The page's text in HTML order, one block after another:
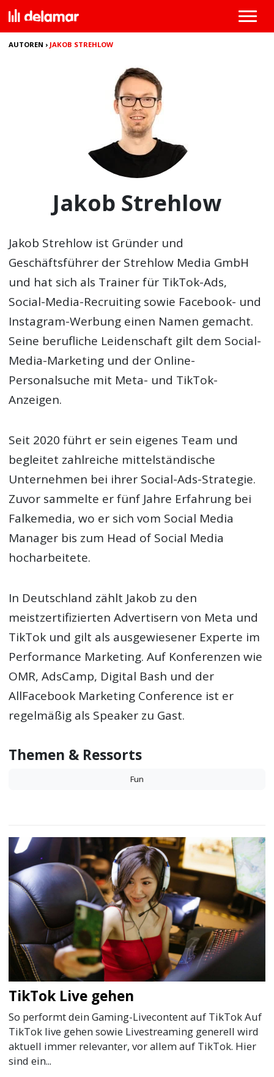
AUTOREN › JAKOB STREHLOW
Jakob Strehlow
Jakob Strehlow ist Gründer und
Geschäftsführer der Strehlow Media GmbH
und hat sich als Trainer für TikTok-Ads,
Social-Media-Recruiting sowie Facebook- und
Instagram-Werbung einen Namen gemacht.
Seine berufliche Leidenschaft gilt dem Social-
Media-Marketing und der Online-
Personalsuche mit Meta- und TikTok-
Anzeigen.
Seit 2020 führt er sein eigenes Team und
begleitet zahlreiche mittelständische
Unternehmen bei ihrer Social-Ads-Strategie.
Zuvor sammelte er fünf Jahre Erfahrung bei
Falkemedia, wo er sich vom Social Media
Manager bis zum Head of Social Media
hocharbeitete.
In Deutschland zählt Jakob zu den
meistzertifizierten Advertisern von Meta und
TikTok und gilt als ausgewiesener Experte im
Performance Marketing. Auf Konferenzen wie
OMR, AdsCamp, Digital Bash und der
AllFacebook Marketing Conference ist er
regelmäßig als Speaker zu Gast.
Themen & Ressorts
Fun
TikTok Live gehen
So performt dein Gaming-Livecontent auf TikTok Auf
TikTok live gehen sowie Livestreaming generell wird
aktuell immer relevanter, vor allem auf TikTok. Hier
sind ein...